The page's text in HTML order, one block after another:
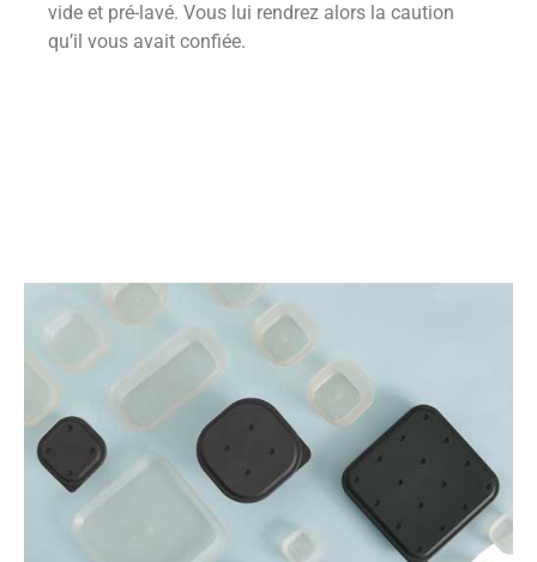
vide et pré-lavé. Vous lui rendrez alors la caution
qu’il vous avait confiée.